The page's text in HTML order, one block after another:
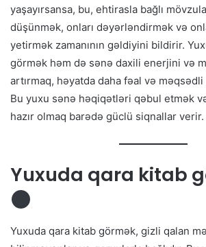
yaşayırsansa, bu, ehtirasla bağlı
düşünmək, onları dəyərləndirmək və
yetirmək zamanının gəldiyini bildirir.
görmək həm də sənə daxili enerjini və
artırmaq, həyatda daha fəal və məqsədli
Bu yuxu sənə həqiqətləri qəbul etmək
hazır olmaq barədə güclü siqnallar verir.
Yuxuda qara kitab
Yuxuda qara kitab görmək, gizli qalan